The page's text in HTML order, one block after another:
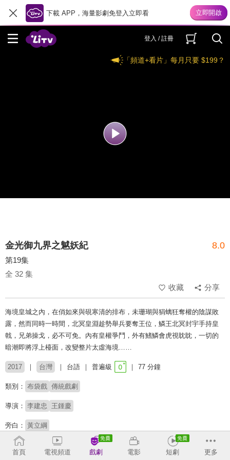
下載 APP，海量影劇免登入立即看
登入 / 註冊
「頻道+看片」每月只要 $199？
金光御九界之魆妖紀 8.0
第19集
全 32 集
收藏
分享
海境皇城之內，在俏如來與硯寒清的排布，未珊瑚與狷螭狂奪權的陰謀敗
露，然而同時一時間，北冥皇淵趁勢舉兵要奪王位，鱗王北冥封宇手持皇
戟，兄弟操戈，必不可免。內有皇權爭鬥，外有鰭鱗會虎視眈眈，一切的
暗潮即將浮上檯面，改變整片太虛海境……
2017 台灣 台語 普遍級 77 分鐘
類別： 布袋戲 傳統戲劇
導演： 李建忠 王鍾慶
旁白： 黃立綱
首頁 電視頻道 戲劇 電影 短劇 更多